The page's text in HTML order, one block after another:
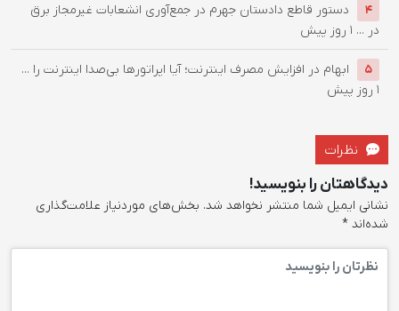
4
دستور قاطع دادستان جهرم در جمع‌آوری انشعابات غیرمجاز برق
در ... 1 روز پیش
5
ابهام در افزایش مصرف اینترنت؛ آیا اپراتورها بی‌صدا اینترنت را ...
1 روز پیش
نظرات
دیدگاهتان را بنویسید!
نشانی ایمیل شما منتشر نخواهد شد. بخش‌های موردنیاز علامت‌گذاری
شده‌اند *